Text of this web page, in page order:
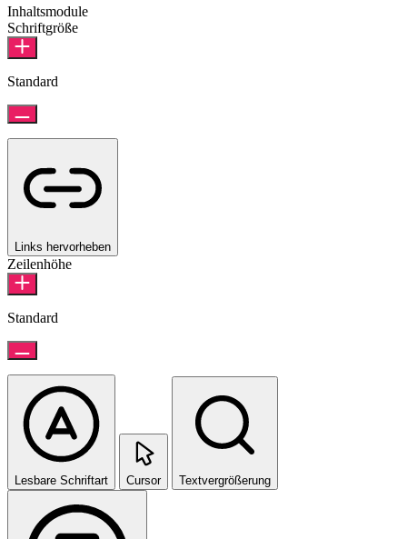
Inhaltsmodule
Schriftgröße
Standard
Links hervorheben
Zeilenhöhe
Standard
Lesbare Schriftart Cursor Textvergrößerung